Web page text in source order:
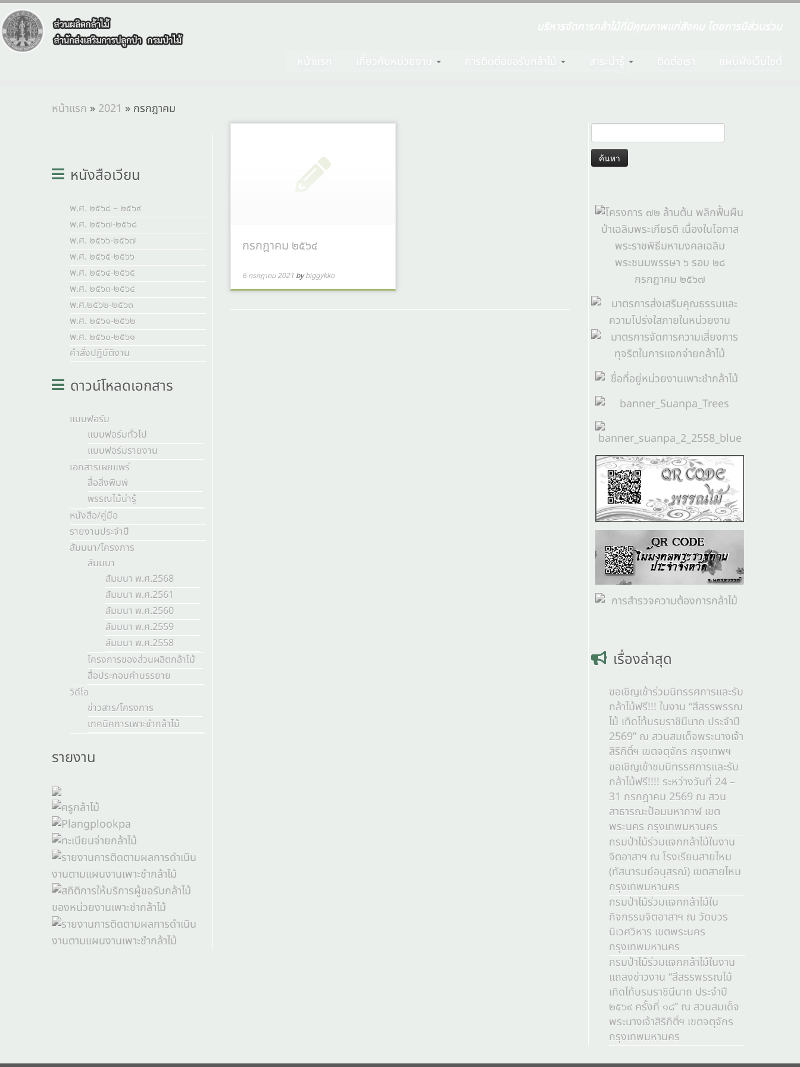
การติดต่อขอรับกล้าไม้ ติดต่อเรา แผนผังเว็บไซต์
หน้าแรก » 2021 » กรกฎาคม
หนังสือเวียน
พ.ศ. ๒๕๖๘ – ๒๕๖๙
พ.ศ. ๒๕๖๗-๒๕๖๘
พ.ศ. ๒๕๖๖-๒๕๖๗
พ.ศ. ๒๕๖๕-๒๕๖๖
พ.ศ. ๒๕๖๔-๒๕๖๕
พ.ศ. ๒๕๖๓-๒๕๖๔
พ.ศ.๒๕๖๒-๒๕๖๓
พ.ศ. ๒๕๖๑-๒๕๖๒
พ.ศ. ๒๕๖๐-๒๕๖๑
คำสั่งปฏิบัติงาน
ดาวน์โหลดเอกสาร
แบบฟอร์ม
แบบฟอร์มทั่วไป
แบบฟอร์มรายงาน
เอกสารเผยแพร่
สื่อสิ่งพิมพ์
พรรณไม้น่ารู้
หนังสือ/คู่มือ
รายงานประจำปี
สัมมนา/โครงการ
สัมมนา
สัมมนา พ.ศ.2568
สัมมนา พ.ศ.2561
สัมมนา พ.ศ.2560
สัมมนา พ.ศ.2559
สัมมนา พ.ศ.2558
โครงการของส่วนผลิตกล้าไม้
สื่อประกอบคำบรรยาย
วิดีโอ
ข่าวสาร/โครงการ
เทคนิคการเพาะชำกล้าไม้
รายงาน
กรกฎาคม ๒๕๖๔
6 กรกฎาคม 2021 bybiggykko
เรื่องล่าสุด
ขอเชิญเข้าร่วมนิทรรศการและรับ
กล้าไม้ฟรี!!! ในงาน “สีสรรพรรณ
ไม้ เทิดไท้บรมราชินีนาถ ประจำปี
2569” ณ สวนสมเด็จพระนางเจ้า
สิริกิติ์ฯ เขตจตุจักร กรุงเทพฯ
ขอเชิญเข้าชมนิทรรศการและรับ
กล้าไม้ฟรี!!!! ระหว่างวันที่ 24 –
31 กรกฎาคม 2569 ณ สวน
สาธารณะป้อมมหากาฬ เขต
พระนคร กรุงเทพมหานคร
กรมป่าไม้ร่วมแจกกล้าไม้ในงาน
จิตอาสาฯ ณ โรงเรียนสายไหม
(ทัสนารมย์อนุสรณ์) เขตสายไหม
กรุงเทพมหานคร
กรมป่าไม้ร่วมแจกกล้าไม้ใน
กิจกรรมจิตอาสาฯ ณ วัดบวร
นิเวศวิหาร เขตพระนคร
กรุงเทพมหานคร
กรมป่าไม้ร่วมแจกกล้าไม้ในงาน
แถลงข่าวงาน “สีสรรพรรณไม้
เทิดไท้บรมราชินีนาถ ประจำปี
๒๕๖๙ ครั้งที่ ๑๘” ณ สวนสมเด็จ
พระนางเจ้าสิริกิติ์ฯ เขตจตุจักร
กรุงเทพมหานคร